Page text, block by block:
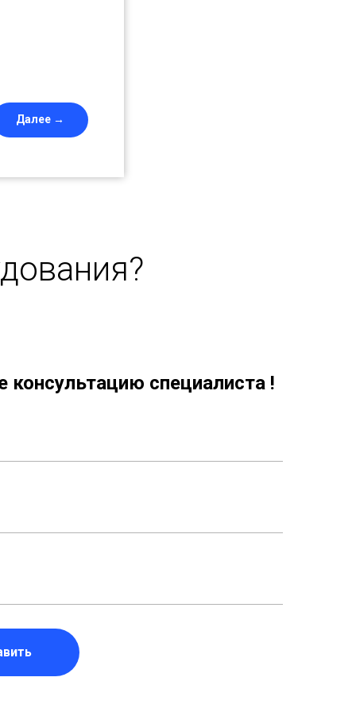
Далее →
консультацию специалиста !